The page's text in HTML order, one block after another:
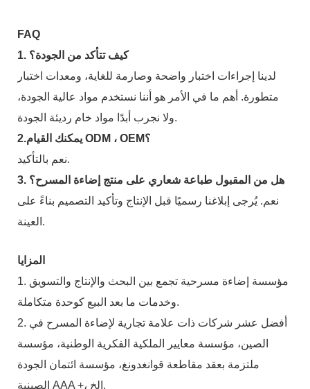
FAQ
1. كيف تتأكد من الجودة؟
لدينا إجراءات اختبار واضحة وصارمة للغاية، ومعدات اختبار
متطورة. أهم ما في الأمر هو أننا نستخدم مواد عالية الجودة،
ولا نجرب أبدًا مواد خام رديئة الجودة.
2.يمكنك القيام ODM ، OEM؟
نعم بالتأكيد.
3. هل من المقبول طباعة شعاري على منتج إضاءة المسرح؟
نعم. يُرجى إبلاغنا رسميًا قبل الإنتاج وتأكيد التصميم بناءً على
العينة.
المزايا
1. مؤسسة إضاءة مسرحية تجمع بين البحث والإنتاج والتسويق
وخدمات ما بعد البيع كوحدة متكاملة.
2. أفضل عشر شركات ذات علامة تجارية لإضاءة المسرح في
الصين، مؤسسة معايير الملكية الفكرية الوطنية، مؤسسة
ملتزمة بعقد مقاطعة قوانغدونغ، مؤسسة ائتمان الجودة
الصينية AAA +، إلخ.